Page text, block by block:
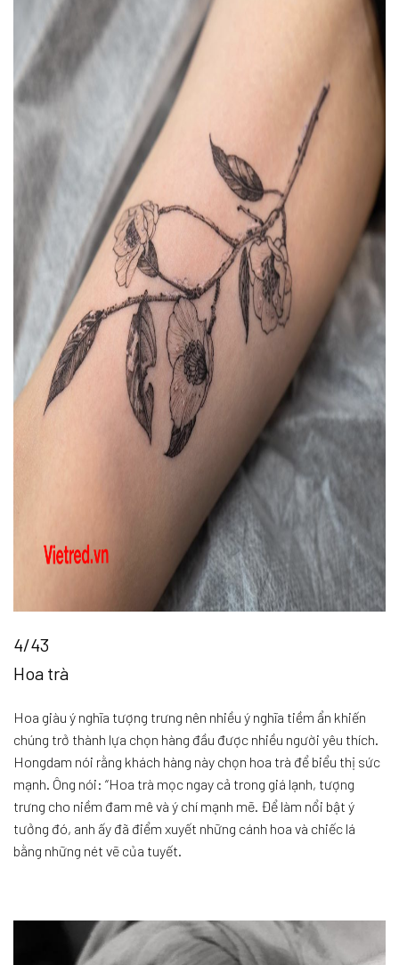
4/43
Hoa trà
Hoa giàu ý nghĩa tượng trưng nên nhiều ý nghĩa tiềm ẩn khiến
chúng trở thành lựa chọn hàng đầu được nhiều người yêu thích.
Hongdam nói rằng khách hàng này chọn hoa trà để biểu thị sức
mạnh. Ông nói: “Hoa trà mọc ngay cả trong giá lạnh, tượng
trưng cho niềm đam mê và ý chí mạnh mẽ. Để làm nổi bật ý
tưởng đó, anh ấy đã điểm xuyết những cánh hoa và chiếc lá
bằng những nét vẽ của tuyết.